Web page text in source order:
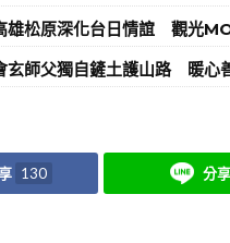
雄松原深化台日情誼 觀光
玄師父獨自鏟土護山路 暖心
130 分享